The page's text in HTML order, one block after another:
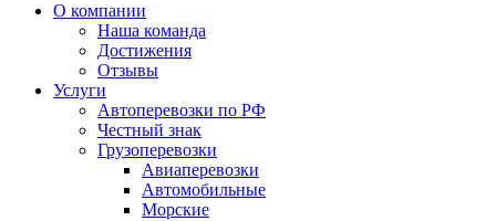
О компании
Наша команда
Достижения
Отзывы
Услуги
Автоперевозки по РФ
Честный знак
Грузоперевозки
Авиаперевозки
Автомобильные
Морские